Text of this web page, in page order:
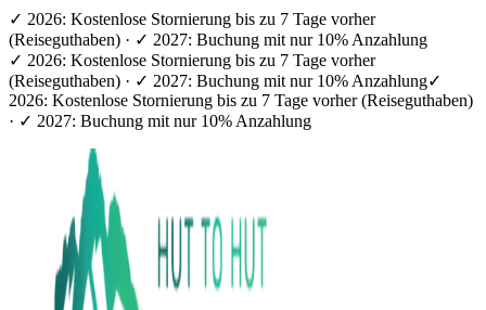
✓ 2026: Kostenlose Stornierung bis zu 7 Tage vorher
(Reiseguthaben) · ✓ 2027: Buchung mit nur 10% Anzahlung
✓ 2026: Kostenlose Stornierung bis zu 7 Tage vorher
(Reiseguthaben) · ✓ 2027: Buchung mit nur 10% Anzahlung✓
2026: Kostenlose Stornierung bis zu 7 Tage vorher (Reiseguthaben)
· ✓ 2027: Buchung mit nur 10% Anzahlung